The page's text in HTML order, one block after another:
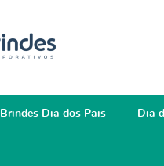
Brindes Dia dos Pais Dia